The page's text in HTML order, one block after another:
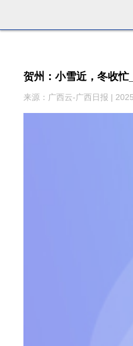
贺州：小雪近，冬收忙
来源：广西云-广西日报 |